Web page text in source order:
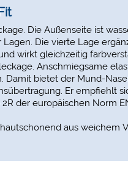
Die Außenseite ist
Die vierte Lage
wirkt gleichzeitig
Anschmiegsame
bietet der Mund-
Er empfiehlt
der europäischen Norm
aus weichem